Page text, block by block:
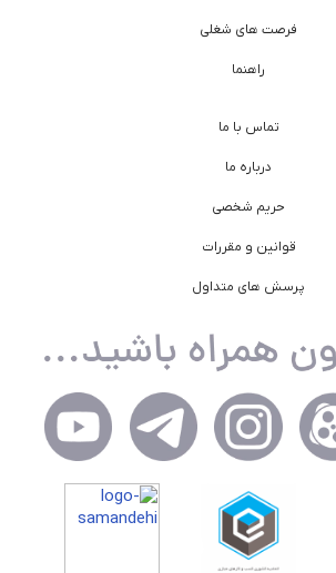
فرصت های شغلی
راهنما
تماس با ما
درباره ما
حریم شخصی
قوانین و مقررات
پرسش های متداول